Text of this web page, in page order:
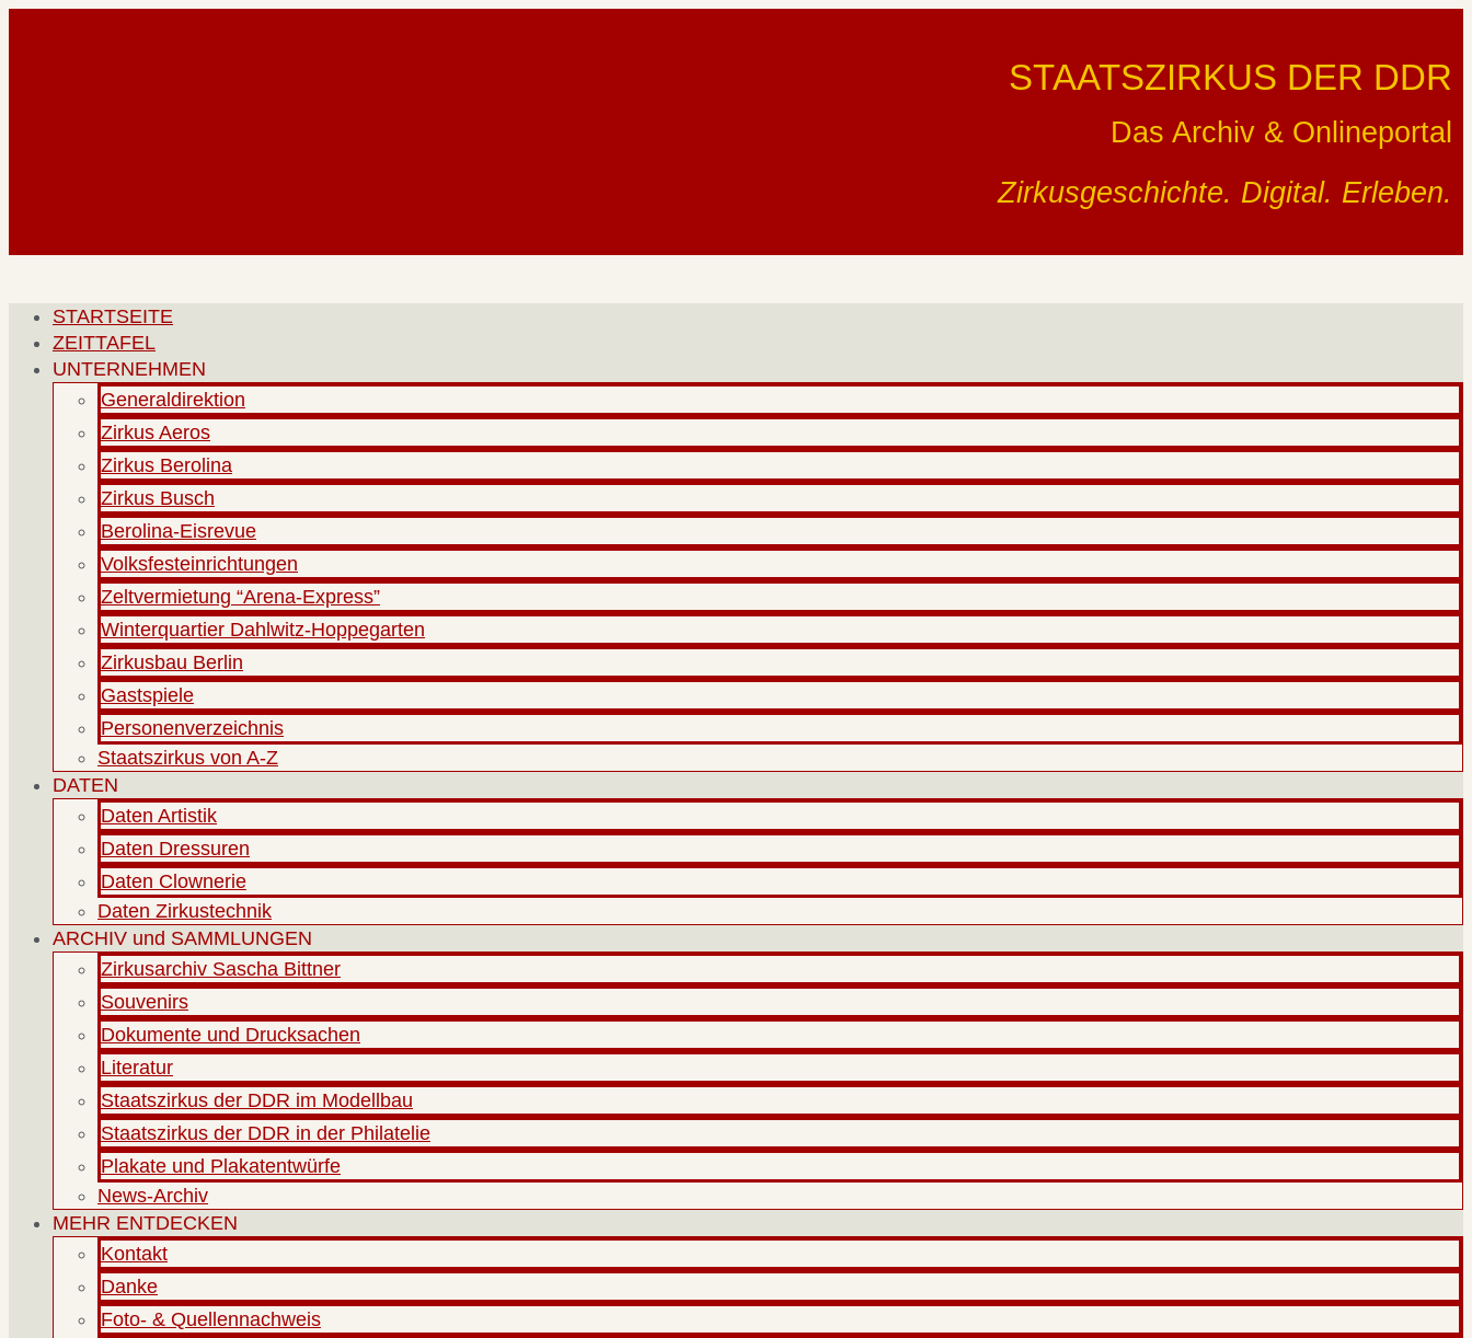
STAATSZIRKUS DER DDR
Das Archiv & Onlineportal
Zirkusgeschichte. Digital. Erleben.
STARTSEITE
ZEITTAFEL
UNTERNEHMEN
Generaldirektion
Zirkus Aeros
Zirkus Berolina
Zirkus Busch
Berolina-Eisrevue
Volksfesteinrichtungen
Zeltvermietung “Arena-Express”
Winterquartier Dahlwitz-Hoppegarten
Zirkusbau Berlin
Gastspiele
Personenverzeichnis
Staatszirkus von A-Z
DATEN
Daten Artistik
Daten Dressuren
Daten Clownerie
Daten Zirkustechnik
ARCHIV und SAMMLUNGEN
Zirkusarchiv Sascha Bittner
Souvenirs
Dokumente und Drucksachen
Literatur
Staatszirkus der DDR im Modellbau
Staatszirkus der DDR in der Philatelie
Plakate und Plakatentwürfe
News-Archiv
MEHR ENTDECKEN
Kontakt
Danke
Foto- & Quellennachweis